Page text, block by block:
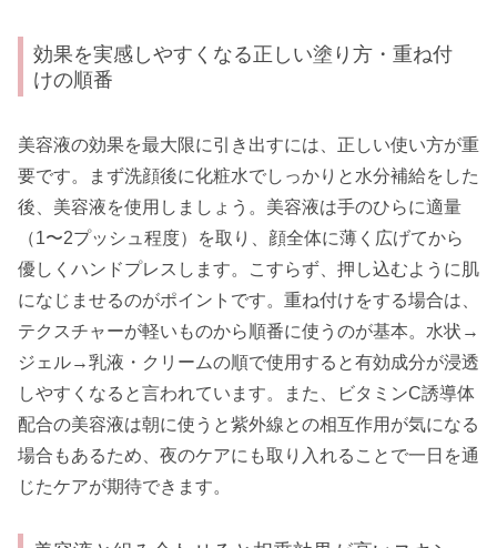
効果を実感しやすくなる正しい塗り方・重ね付
けの順番
美容液の効果を最大限に引き出すには、正しい使い方が重
要です。まず洗顔後に化粧水でしっかりと水分補給をした
後、美容液を使用しましょう。美容液は手のひらに適量
（1〜2プッシュ程度）を取り、顔全体に薄く広げてから
優しくハンドプレスします。こすらず、押し込むように肌
になじませるのがポイントです。重ね付けをする場合は、
テクスチャーが軽いものから順番に使うのが基本。水状→
ジェル→乳液・クリームの順で使用すると有効成分が浸透
しやすくなると言われています。また、ビタミンC誘導体
配合の美容液は朝に使うと紫外線との相互作用が気になる
場合もあるため、夜のケアにも取り入れることで一日を通
じたケアが期待できます。